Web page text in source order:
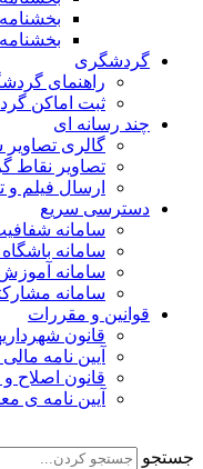
بخشنامه بوجه 1402
بخشنامه بوجه 1403
گردشگری
راهنمای
ثبت اماکن
چند رسانه ای
گالری تصاویر
تصاویر نقاط
ارسال فیلم و
دسترسی سریع
سامانه شفافیت
سامانه باشگاه
سامانه آموزش
سامانه
قوانین و مقررات
قانون شهرداریها
آیین نامه مالی
قانون اصلاح و
آیین نامه ی